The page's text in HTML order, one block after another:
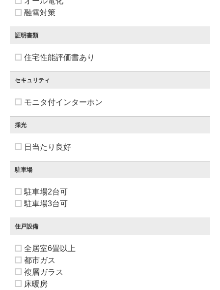
融雪対策
証明書類
住宅性能評価書あり
セキュリティ
モニタ付インターホン
採光
日当たり良好
駐車場
駐車場2台可
駐車場3台可
住戸設備
全居室6畳以上
都市ガス
複層ガラス
床暖房